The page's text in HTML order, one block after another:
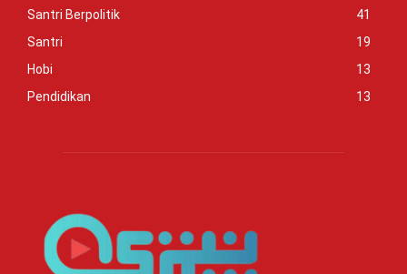
Santri Berpolitik
41
Santri
19
Hobi
13
Pendidikan
13